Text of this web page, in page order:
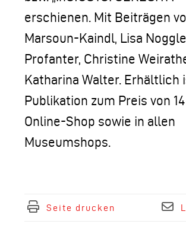
erschienen. Mit Beiträgen
Marsoun-Kaindl, Lisa
Profanter, Christine
Katharina Walter. Erhältlich
Publikation zum Preis von
Online-Shop sowie in allen
Museumshops.
Seite drucken